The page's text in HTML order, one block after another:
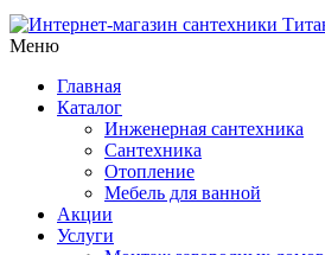
Меню
Главная
Каталог
Инженерная сантехника
Сантехника
Отопление
Мебель для ванной
Акции
Услуги